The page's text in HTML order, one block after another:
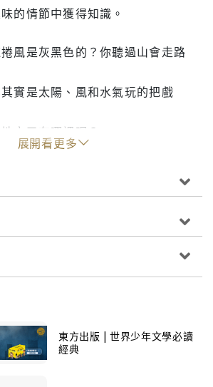
的情節中獲得知識。
風是灰黑色的？你聽過山會走路
實是太陽、風和水氣玩的把戲
方又在哪裡呢？
觀測》，你也可以當個氣象小達
；旅遊前查查景點的天候；運動
避開惱人的雨季…氣象不但會左
，甚至還可能影響我們的心情
小朋友追根究柢的線索，它從我
出發，說明太陽、風和水氣怎樣
展開看更多
東方出版 | 世界少年文學必讀
經典